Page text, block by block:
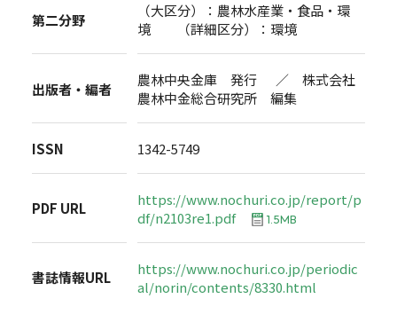
第二分野
（大区分）：農林水産業・食品・環
境 （詳細区分）：環境
出版者・編者
農林中央金庫 発行 ／ 株式会社
農林中金総合研究所 編集
ISSN 1342-5749
PDF URL
https://www.nochuri.co.jp/report/p
df/n2103re1.pdf
1.5MB
書誌情報URL
https://www.nochuri.co.jp/periodic
al/norin/contents/8330.html